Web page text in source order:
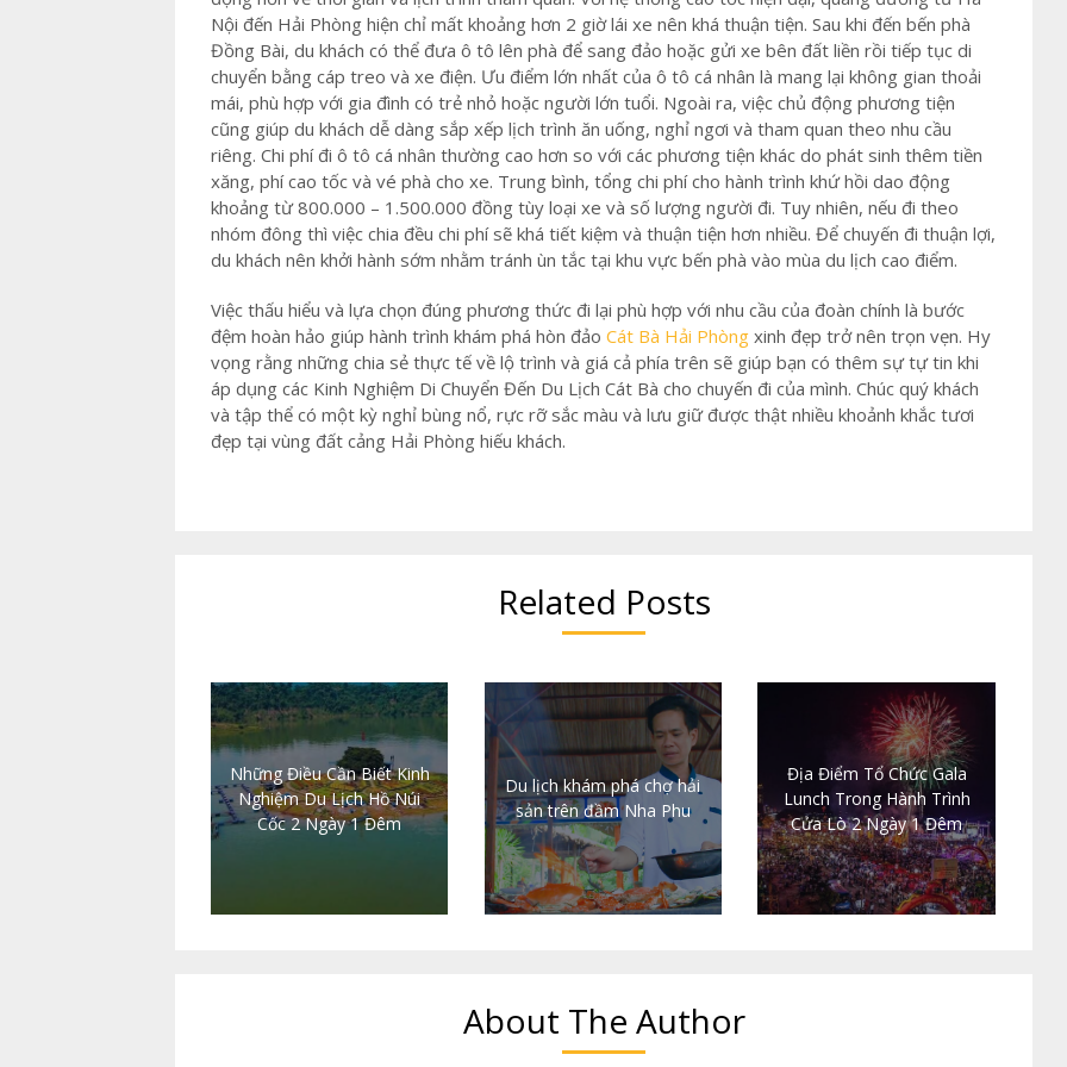
Nội đến Hải Phòng hiện chỉ mất khoảng hơn 2 giờ lái xe nên khá thuận tiện. Sau khi đến bến phà
Đồng Bài, du khách có thể đưa ô tô lên phà để sang đảo hoặc gửi xe bên đất liền rồi tiếp tục di
chuyển bằng cáp treo và xe điện. Ưu điểm lớn nhất của ô tô cá nhân là mang lại không gian thoải
mái, phù hợp với gia đình có trẻ nhỏ hoặc người lớn tuổi. Ngoài ra, việc chủ động phương tiện
cũng giúp du khách dễ dàng sắp xếp lịch trình ăn uống, nghỉ ngơi và tham quan theo nhu cầu
riêng. Chi phí đi ô tô cá nhân thường cao hơn so với các phương tiện khác do phát sinh thêm tiền
xăng, phí cao tốc và vé phà cho xe. Trung bình, tổng chi phí cho hành trình khứ hồi dao động
khoảng từ 800.000 – 1.500.000 đồng tùy loại xe và số lượng người đi. Tuy nhiên, nếu đi theo
nhóm đông thì việc chia đều chi phí sẽ khá tiết kiệm và thuận tiện hơn nhiều. Để chuyến đi thuận lợi,
du khách nên khởi hành sớm nhằm tránh ùn tắc tại khu vực bến phà vào mùa du lịch cao điểm.
Việc thấu hiểu và lựa chọn đúng phương thức đi lại phù hợp với nhu cầu của đoàn chính là bước
đệm hoàn hảo giúp hành trình khám phá hòn đảo Cát Bà Hải Phòng xinh đẹp trở nên trọn vẹn. Hy
vọng rằng những chia sẻ thực tế về lộ trình và giá cả phía trên sẽ giúp bạn có thêm sự tự tin khi
áp dụng các Kinh Nghiệm Di Chuyển Đến Du Lịch Cát Bà cho chuyến đi của mình. Chúc quý khách
và tập thể có một kỳ nghỉ bùng nổ, rực rỡ sắc màu và lưu giữ được thật nhiều khoảnh khắc tươi
đẹp tại vùng đất cảng Hải Phòng hiếu khách.
Related Posts
Những Điều Cần Biết Kinh
Nghiệm Du Lịch Hồ Núi
Cốc 2 Ngày 1 Đêm
Du lịch khám phá chợ hải
sản trên đầm Nha Phu
Địa Điểm Tổ Chức Gala
Lunch Trong Hành Trình
Cửa Lò 2 Ngày 1 Đêm
About The Author